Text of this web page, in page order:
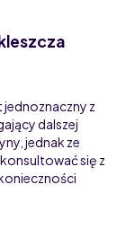
jednoznaczny z
dalszej
jednak ze
się z